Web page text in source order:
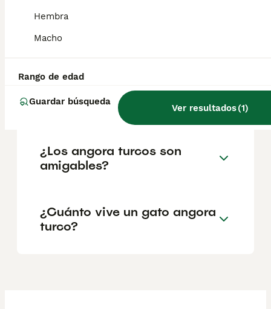
Hembra
Macho
Rango de edad
Guardar búsqueda
Ver resultados(1)
Informarse bien y comparar opciones antes
de comprometerse siempre es la mejor
¿Cómo saber si mi gato es
un angora turco?
¿Los angora turcos son
amigables?
¿Cuánto vive un gato angora
turco?